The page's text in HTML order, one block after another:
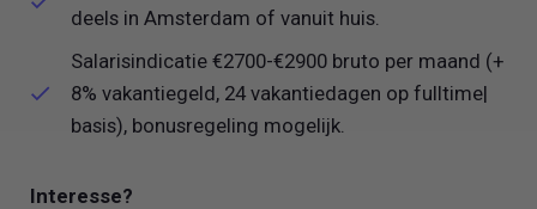
deels in Amsterdam of vanuit huis.
Salarisindicatie €2700-€2900 bruto per maand (+
8% vakantiegeld, 24 vakantiedagen op fulltime|
basis), bonusregeling mogelijk.
Interesse?